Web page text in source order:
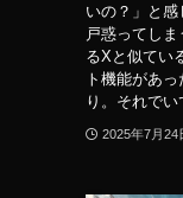
いの？」と
戸惑ってし
るXと似てい
ト機能があ
り。それでい
2025年7月24